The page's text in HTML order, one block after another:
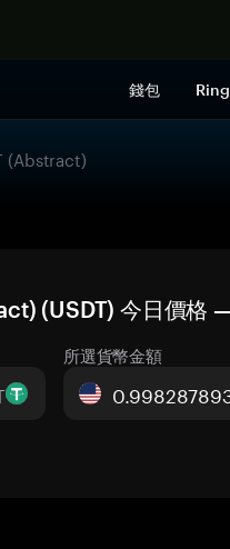
錢包 Ring
(Abstract)
(USDT) 今日價格
所選貨幣金額